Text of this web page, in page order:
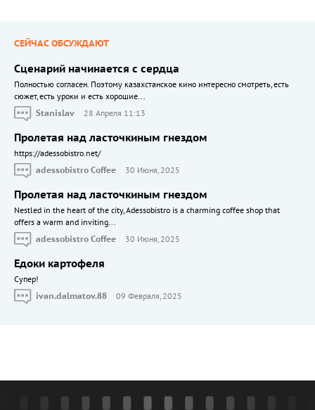
СЕЙЧАС ОБСУЖДАЮТ
Сценарий начинается с сердца
Полностью согласен. Поэтому казахстанское кино интересно смотреть, есть
сюжет, есть уроки и есть хорошие...
Stanislav
28 Апреля 11:13
Пролетая над ласточкиным гнездом
https://adessobistro.net/
adessobistro Coffee
30 Июня, 2025
Пролетая над ласточкиным гнездом
Nestled in the heart of the city, Adessobistro is a charming coffee shop that
offers a warm and inviting...
adessobistro Coffee
30 Июня, 2025
Едоки картофеля
Cупер!
ivan.dalmatov.88
09 Февраля, 2025